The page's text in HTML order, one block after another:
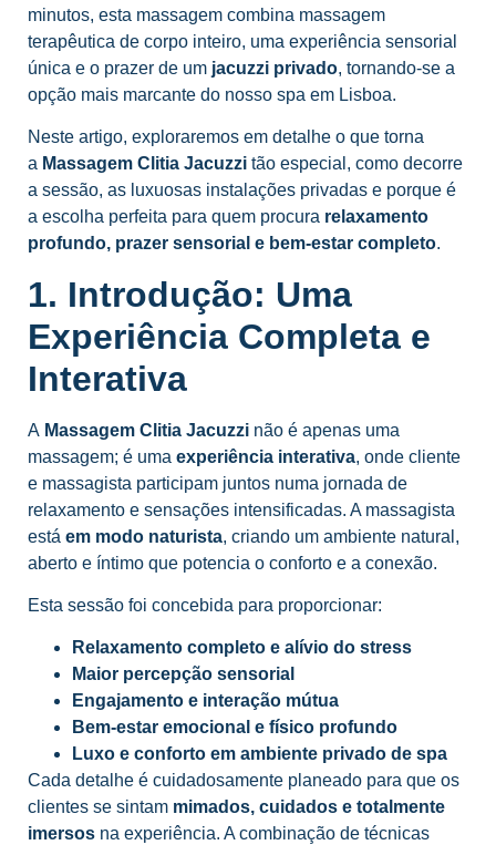
minutos, esta massagem combina massagem
terapêutica de corpo inteiro, uma experiência sensorial
única e o prazer de um jacuzzi privado, tornando-se a
opção mais marcante do nosso spa em Lisboa.
Neste artigo, exploraremos em detalhe o que torna
a Massagem Clitia Jacuzzi tão especial, como decorre
a sessão, as luxuosas instalações privadas e porque é
a escolha perfeita para quem procura relaxamento
profundo, prazer sensorial e bem-estar completo.
1. Introdução: Uma
Experiência Completa e
Interativa
A Massagem Clitia Jacuzzi não é apenas uma
massagem; é uma experiência interativa, onde cliente
e massagista participam juntos numa jornada de
relaxamento e sensações intensificadas. A massagista
está em modo naturista, criando um ambiente natural,
aberto e íntimo que potencia o conforto e a conexão.
Esta sessão foi concebida para proporcionar:
Relaxamento completo e alívio do stress
Maior percepção sensorial
Engajamento e interação mútua
Bem-estar emocional e físico profundo
Luxo e conforto em ambiente privado de spa
Cada detalhe é cuidadosamente planeado para que os
clientes se sintam mimados, cuidados e totalmente
imersos na experiência. A combinação de técnicas